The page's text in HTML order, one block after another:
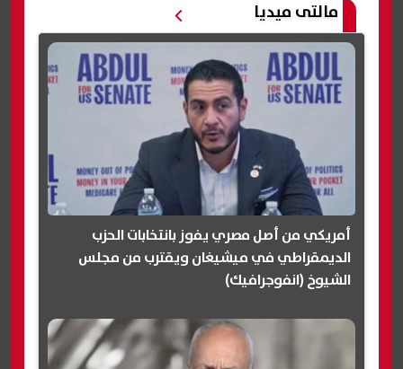
مالتى ميديا
أمريكي من أصل مصري يفوز بانتخابات الحزب
الديمقراطي في ميشيغان ويقترب من مجلس
الشيوخ (انفوجرافيك)